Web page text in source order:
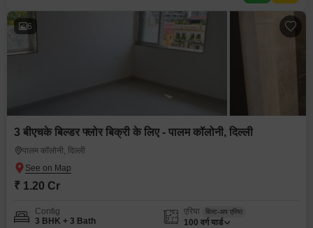
6
3 बीएचके बिल्डर फ्लोर बिक्री के लिए - पालम कॉलोनी, दिल्ली
पालम कॉलोनी, दिल्ली
₹ 1.20 Cr
Config
3 BHK + 3 Bath
एरिया बिल्ट-अप एरिया
100 वर्ग यार्ड